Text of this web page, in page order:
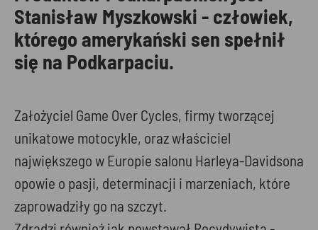
Stanisław Myszkowski - człowiek,
którego amerykański sen spełnił
się na Podkarpaciu.
Założyciel Game Over Cycles, firmy tworzącej
unikatowe motocykle, oraz właściciel
największego w Europie salonu Harleya-Davidsona
opowie o pasji, determinacji i marzeniach, które
zaprowadziły go na szczyt.